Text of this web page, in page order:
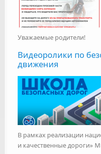
Уважаемые родители!
Видеоролики по
движения
В рамках реализации
и качественные дороги»